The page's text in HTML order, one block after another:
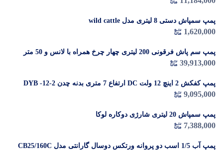
پمپ سمپاش دستی 8 لیتری مدل wild cattle
1,620,000
پمپ سم پاش فرقونی 200 لیتری چهار چرخ همراه با لانس و 50 متر
شیلنگ
39,913,000
پمپ کفکش 2 اینچ 12 ولت DC ارتفاع 7 متری بدنه چدن DYB -12-2
9,095,000
پمپ سمپاش 20 لیتری شارژی دوکاره لوکا
7,388,000
پمپ آب 1/5 اسب دو پروانه ورتکس دوسال گارانتی مدل CB25/160C